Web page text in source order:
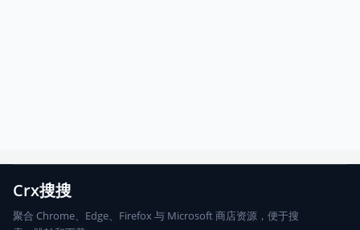
Crx搜搜
聚合 Chrome、Edge、Firefox 与 Microsoft 商店资源，便于搜